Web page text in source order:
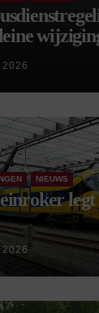
2026
NIEUWS
2026